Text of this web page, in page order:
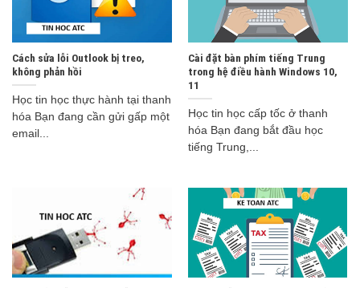
Cách sửa lỗi Outlook bị treo,
không phản hồi
Học tin học thực hành tại thanh
hóa Bạn đang cần gửi gấp một
email...
Cài đặt bàn phím tiếng Trung
trong hệ điều hành Windows 10,
11
Học tin học cấp tốc ở thanh
hóa Bạn đang bắt đầu học
tiếng Trung,...